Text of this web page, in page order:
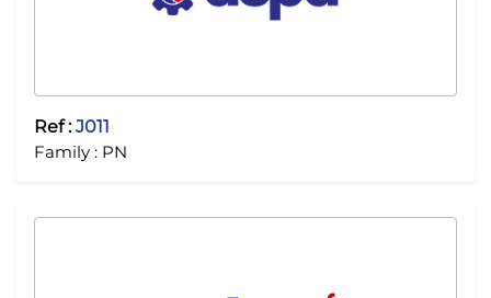
Ref :J011
Family : PN